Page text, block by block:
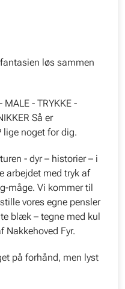
løs sammen
- TRYKKE -
Så er
lige noget for dig.
- dyr – historier – i
arbejdet med tryk af
måge. Vi kommer til
vores egne pensler
blæk – tegne med kul
Nakkehoved Fyr.
på forhånd, men lyst